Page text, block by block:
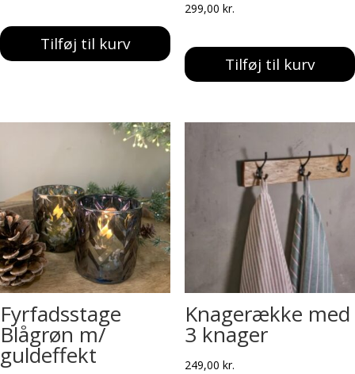
Tilføj til kurv
299,00 kr.
Tilføj til kurv
Fyrfadsstage
Blågrøn m/
guldeffekt
Knagerække med
3 knager
249,00 kr.